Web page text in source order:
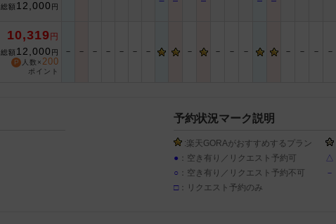
総額 12,000 円
10,319 円
総額 12,000 円
人数× 200
ポイント
－ － － － － － － － － － － － － － －
予約状況マーク説明
:楽天GORAがおすすめするプラン
● ：空き有り／リクエスト予約可 △
○ ：空き有り／リクエスト予約不可 －
□ ：リクエスト予約のみ